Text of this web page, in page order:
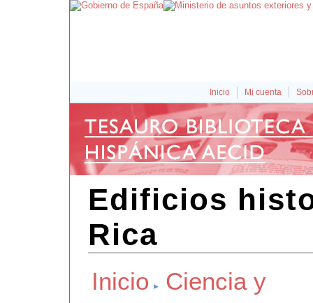
Inicio Mi cuenta
Edificios
Rica
Inicio
Ciencia y